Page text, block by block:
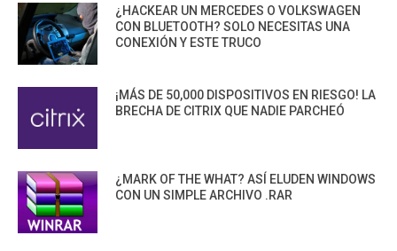
¿HACKEAR UN MERCEDES O VOLKSWAGEN
CON BLUETOOTH? SOLO NECESITAS UNA
CONEXIÓN Y ESTE TRUCO
¡MÁS DE 50,000 DISPOSITIVOS EN RIESGO! LA
BRECHA DE CITRIX QUE NADIE PARCHEÓ
¿MARK OF THE WHAT? ASÍ ELUDEN WINDOWS
CON UN SIMPLE ARCHIVO .RAR